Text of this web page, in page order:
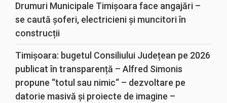
Drumuri Municipale Timișoara face angajări –
se caută șoferi, electricieni și muncitori în
construcții
Timișoara: bugetul Consiliului Județean pe 2026
publicat în transparență – Alfred Simonis
propune “totul sau nimic“ – dezvoltare pe
datorie masivă și proiecte de imagine –